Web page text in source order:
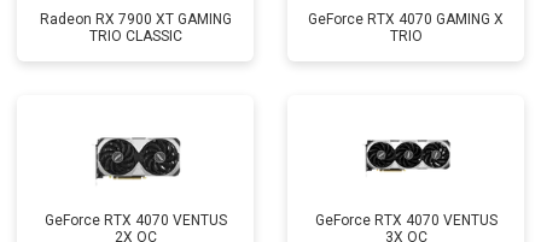
Radeon RX 7900 XT GAMING
TRIO CLASSIC
GeForce RTX 4070 GAMING X
TRIO
GeForce RTX 4070 VENTUS
2X OC
GeForce RTX 4070 VENTUS
3X OC